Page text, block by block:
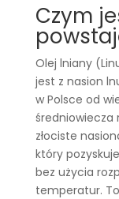
Czym
Olej lniany
jest z nasion
w Polsce od
średniowiecza
złociste
który
bez użycia
temperatur.